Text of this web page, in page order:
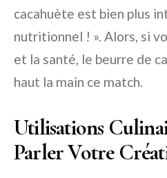
cacahuète est bien plus
nutritionnel ! ». Alors, si
et la santé, le beurre de
haut la main ce match.
Utilisations
Parler Votre